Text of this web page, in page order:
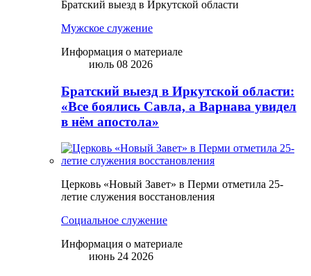
Братский выезд в Иркутской области
Мужское служение
Информация о материале
июль 08 2026
Братский выезд в Иркутской области:
«Все боялись Савла, а Варнава увидел
в нём апостола»
Церковь «Новый Завет» в Перми отметила 25-
летие служения восстановления
Социальное служение
Информация о материале
июнь 24 2026